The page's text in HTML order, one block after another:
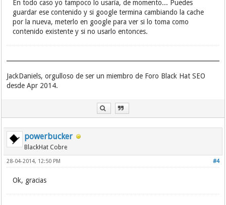
En todo caso yo tampoco lo usaría, de momento... Puedes
guardar ese contenido y si google termina cambiando la cache
por la nueva, meterlo en google para ver si lo toma como
contenido existente y si no usarlo entonces.
JackDaniels, orgulloso de ser un miembro de Foro Black Hat SEO
desde Apr 2014.
powerbucker
BlackHat Cobre
#4
28-04-2014, 12:50 PM
Ok, gracias